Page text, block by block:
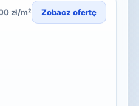
zł/m² Zobacz ofertę